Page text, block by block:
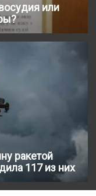
или
ракетой
117 из них